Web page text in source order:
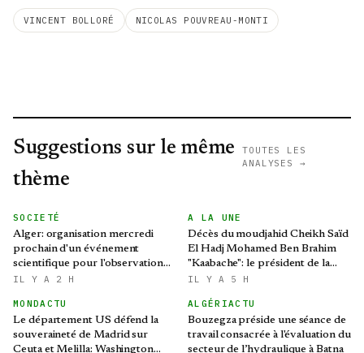
VINCENT BOLLORÉ NICOLAS POUVREAU-MONTI
Suggestions sur le même
thème
TOUTES LES
ANALYSES →
SOCIETÉ
Alger: organisation mercredi
prochain d'un événement
scientifique pour l'observation
de l'éclipse solaire partielle
IL Y A 2 H
A LA UNE
Décès du moudjahid Cheikh Saïd
El Hadj Mohamed Ben Brahim
"Kaabache": le président de la
République présente ses
IL Y A 5 H
MONDACTU
Le département US défend la
souveraineté de Madrid sur
Ceuta et Melilla: Washington
ALGÉRIACTU
Bouzegza préside une séance de
travail consacrée à l'évaluation du
secteur de l’hydraulique à Batna